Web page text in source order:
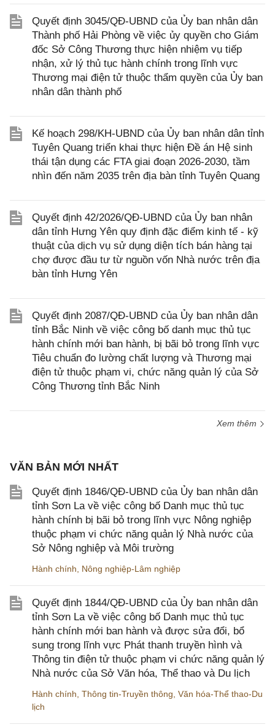
Quyết định 3045/QĐ-UBND của Ủy ban nhân dân
Thành phố Hải Phòng về việc ủy quyền cho Giám
đốc Sở Công Thương thực hiện nhiệm vụ tiếp
nhận, xử lý thủ tục hành chính trong lĩnh vực
Thương mại điện tử thuộc thẩm quyền của Ủy ban
nhân dân thành phố
Kế hoạch 298/KH-UBND của Ủy ban nhân dân tỉnh
Tuyên Quang triển khai thực hiện Đề án Hệ sinh
thái tận dụng các FTA giai đoạn 2026-2030, tầm
nhìn đến năm 2035 trên địa bàn tỉnh Tuyên Quang
Quyết định 42/2026/QĐ-UBND của Ủy ban nhân
dân tỉnh Hưng Yên quy định đặc điểm kinh tế - kỹ
thuật của dịch vụ sử dụng diện tích bán hàng tại
chợ được đầu tư từ nguồn vốn Nhà nước trên địa
bàn tỉnh Hưng Yên
Quyết định 2087/QĐ-UBND của Ủy ban nhân dân
tỉnh Bắc Ninh về việc công bố danh mục thủ tục
hành chính mới ban hành, bị bãi bỏ trong lĩnh vực
Tiêu chuẩn đo lường chất lượng và Thương mại
điện tử thuộc phạm vi, chức năng quản lý của Sở
Công Thương tỉnh Bắc Ninh
Xem thêm
VĂN BẢN MỚI NHẤT
Quyết định 1846/QĐ-UBND của Ủy ban nhân dân
tỉnh Sơn La về việc công bố Danh mục thủ tục
hành chính bị bãi bỏ trong lĩnh vực Nông nghiệp
thuộc phạm vi chức năng quản lý Nhà nước của
Sở Nông nghiệp và Môi trường
Hành chính Nông nghiệp-Lâm nghiệp
Quyết định 1844/QĐ-UBND của Ủy ban nhân dân
tỉnh Sơn La về việc công bố Danh mục thủ tục
hành chính mới ban hành và được sửa đổi, bổ
sung trong lĩnh vực Phát thanh truyền hình và
Thông tin điện tử thuộc phạm vi chức năng quản lý
Nhà nước của Sở Văn hóa, Thể thao và Du lịch
Hành chính Thông tin-Truyền thông Văn hóa-Thể thao-Du
lịch